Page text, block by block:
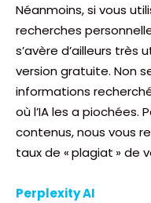
Néanmoins, si vous
recherches
s’avère d’ailleurs
version gratuite. Non
informations
où l’IA les a piochées.
contenus, nous vous
taux de « plagiat » de
Perplexity AI